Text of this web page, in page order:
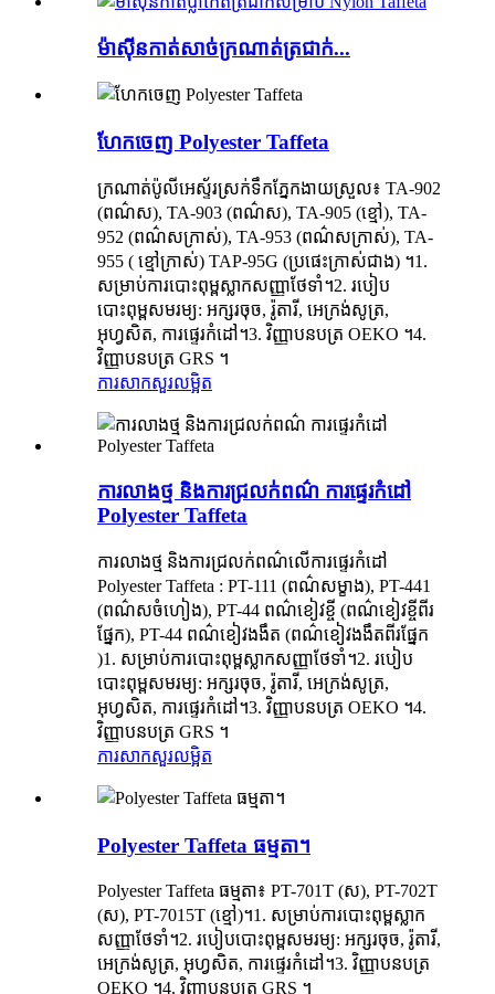
ម៉ាស៊ីនកាត់សាច់ក្រណាត់ត្រជាក់...
ហែកចេញ Polyester Taffeta
ក្រណាត់ប៉ូលីអេស្ទ័រស្រក់ទឹកភ្នែកងាយស្រួល៖ TA-902
(ពណ៌ស), TA-903 (ពណ៌ស), TA-905 (ខ្មៅ), TA-
952 (ពណ៌សក្រាស់), TA-953 (ពណ៌សក្រាស់), TA-
955 ( ខ្មៅក្រាស់) TAP-95G (ប្រផេះក្រាស់ជាង) ។1.
សម្រាប់ការបោះពុម្ពស្លាកសញ្ញាថែទាំ។2. របៀប
បោះពុម្ពសមរម្យ: អក្សរចុច, រ៉ូតារី, អេក្រង់សូត្រ,
អុហ្វសិត, ការផ្ទេរកំដៅ។3. វិញ្ញាបនបត្រ OEKO ។4.
វិញ្ញាបនបត្រ GRS ។
ការសាកសួរលម្អិត
ការលាងថ្ម និងការជ្រលក់ពណ៌ ការផ្ទេរកំដៅ
Polyester Taffeta
ការលាងថ្ម និងការជ្រលក់ពណ៌លើការផ្ទេរកំដៅ
Polyester Taffeta : PT-111 (ពណ៌សម្ខាង), PT-441
(ពណ៌សចំហៀង), PT-44 ពណ៌ខៀវខ្ចី (ពណ៌ខៀវខ្ចីពីរ
ផ្នែក), PT-44 ពណ៌ខៀវងងឹត (ពណ៌ខៀវងងឹតពីរផ្នែក
)1. សម្រាប់ការបោះពុម្ពស្លាកសញ្ញាថែទាំ។2. របៀប
បោះពុម្ពសមរម្យ: អក្សរចុច, រ៉ូតារី, អេក្រង់សូត្រ,
អុហ្វសិត, ការផ្ទេរកំដៅ។3. វិញ្ញាបនបត្រ OEKO ។4.
វិញ្ញាបនបត្រ GRS ។
ការសាកសួរលម្អិត
Polyester Taffeta ធម្មតា។
Polyester Taffeta ធម្មតា៖ PT-701T (ស), PT-702T
(ស), PT-7015T (ខ្មៅ)។1. សម្រាប់ការបោះពុម្ពស្លាក
សញ្ញាថែទាំ។2. របៀបបោះពុម្ពសមរម្យ: អក្សរចុច, រ៉ូតារី,
អេក្រង់សូត្រ, អុហ្វសិត, ការផ្ទេរកំដៅ។3. វិញ្ញាបនបត្រ
OEKO ។4. វិញ្ញាបនបត្រ GRS ។